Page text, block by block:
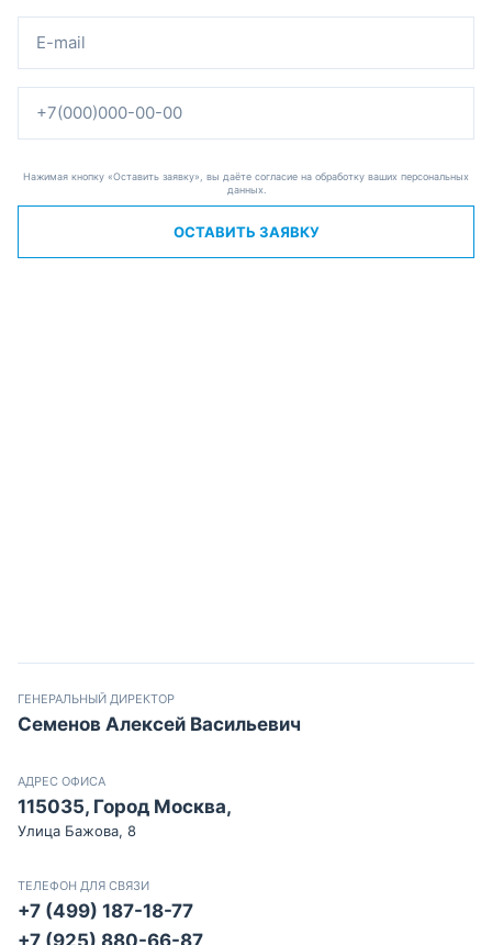
Нажимая кнопку «Оставить заявку», вы даёте согласие на обработку ваших персональных
данных.
ОСТАВИТЬ ЗАЯВКУ
ГЕНЕРАЛЬНЫЙ ДИРЕКТОР
Семенов Алексей Васильевич
АДРЕС ОФИСА
115035, Город Москва,
Улица Бажова, 8
ТЕЛЕФОН ДЛЯ СВЯЗИ
+7 (499) 187-18-77
+7 (925) 880-66-87